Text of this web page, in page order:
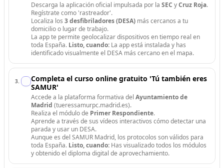
Descarga la aplicación oficial impulsada por la SEC yCruz Roja.
Regístrate como 'rastreador'.
Localiza los 3 desfibriladores (DESA) más cercanos a tu
domicilio o lugar de trabajo.
La app te permite geolocalizar dispositivos en tiempo real en
toda España. Listo, cuando: La app está instalada y has
identificado visualmente el DESA más cercano en el mapa.
3.
Completa el curso online gratuito 'Tú también eres
SAMUR'
Accede a la plataforma formativa del Ayuntamiento de
Madrid (tueressamurpc.madrid.es).
Realiza el módulo de Primer Respondiente.
Aprende a través de sus vídeos interactivos cómo detectar una
parada y usar un DESA.
Aunque es del SAMUR Madrid, los protocolos son válidos para
toda España. Listo, cuando: Has visualizado todos los módulos
y obtenido el diploma digital de aprovechamiento.